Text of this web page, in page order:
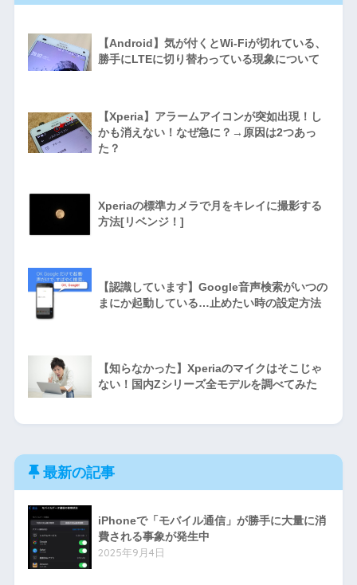
【Android】気が付くとWi-Fiが切れている、
勝手にLTEに切り替わっている現象について
【Xperia】アラームアイコンが突如出現！し
かも消えない！なぜ急に？→原因は2つあっ
た？
Xperiaの標準カメラで月をキレイに撮影する
方法[リベンジ！]
【認識しています】Google音声検索がいつの
まにか起動している…止めたい時の設定方法
【知らなかった】Xperiaのマイクはそこじゃ
ない！国内Zシリーズ全モデルを調べてみた
最新の記事
iPhoneで「モバイル通信」が勝手に大量に消
費される事象が発生中
2025年9月4日